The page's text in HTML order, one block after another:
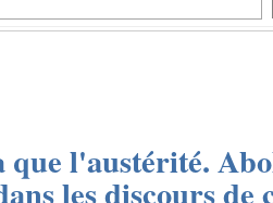
que l'austérité.
les discours de